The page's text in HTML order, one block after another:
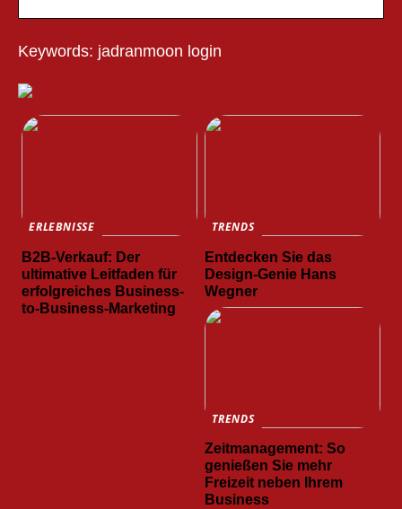
Keywords: jadranmoon login
ERLEBNISSE
B2B-Verkauf: Der
ultimative Leitfaden für
erfolgreiches Business-
to-Business-Marketing
TRENDS
Entdecken Sie das
Design-Genie Hans
Wegner
TRENDS
Zeitmanagement: So
genießen Sie mehr
Freizeit neben Ihrem
Business